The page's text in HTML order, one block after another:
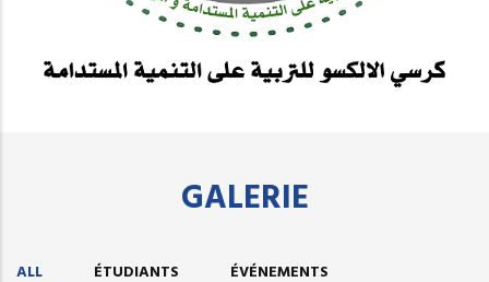
GALERIE
ALL ÉTUDIANTS
ÉVÉNEMENTS